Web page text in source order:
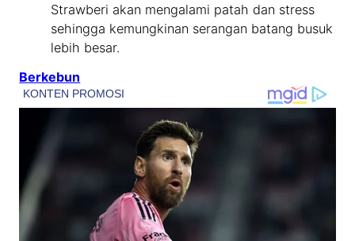
Strawberi akan mengalami patah dan stress
sehingga kemungkinan serangan batang busuk
lebih besar.
Berkebun